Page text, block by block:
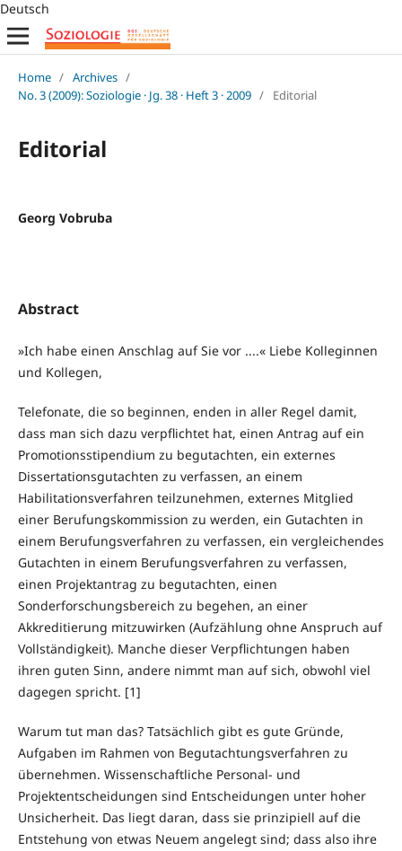
Deutsch
Home / Archives /
No. 3 (2009): Soziologie · Jg. 38 · Heft 3 · 2009 / Editorial
Editorial
Georg Vobruba
Abstract
»Ich habe einen Anschlag auf Sie vor ....« Liebe Kolleginnen
und Kollegen,
Telefonate, die so beginnen, enden in aller Regel damit,
dass man sich dazu verpflichtet hat, einen Antrag auf ein
Promotionsstipendium zu begutachten, ein externes
Dissertationsgutachten zu verfassen, an einem
Habilitationsverfahren teilzunehmen, externes Mitglied
einer Berufungskommission zu werden, ein Gutachten in
einem Berufungsverfahren zu verfassen, ein vergleichendes
Gutachten in einem Berufungsverfahren zu verfassen,
einen Projektantrag zu begutachten, einen
Sonderforschungsbereich zu begehen, an einer
Akkreditierung mitzuwirken (Aufzählung ohne Anspruch auf
Vollständigkeit). Manche dieser Verpflichtungen haben
ihren guten Sinn, andere nimmt man auf sich, obwohl viel
dagegen spricht. [1]
Warum tut man das? Tatsächlich gibt es gute Gründe,
Aufgaben im Rahmen von Begutachtungsverfahren zu
übernehmen. Wissenschaftliche Personal- und
Projektentscheidungen sind Entscheidungen unter hoher
Unsicherheit. Das liegt daran, dass sie prinzipiell auf die
Entstehung von etwas Neuem angelegt sind; dass also ihre